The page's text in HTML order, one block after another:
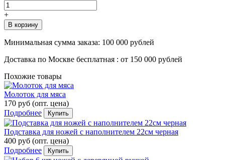
+
В корзину
Минимальная сумма заказа: 100 000 рублей
Доставка по Москве бесплатная : от 150 000 рублей
Похожие товары
Молоток для мяса
170 руб (опт. цена)
Подробнее
Купить
Подставка для ножей с наполнителем 22см черная
400 руб (опт. цена)
Подробнее
Купить